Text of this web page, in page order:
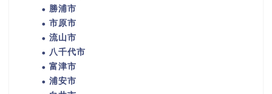
勝浦市
市原市
流山市
八千代市
富津市
浦安市